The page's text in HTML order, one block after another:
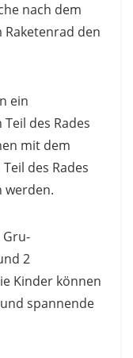
nach dem
Raketenrad den
ein
des Rades
mit dem
des Rades
werden.
Gru-
2
Kinder können
spannende